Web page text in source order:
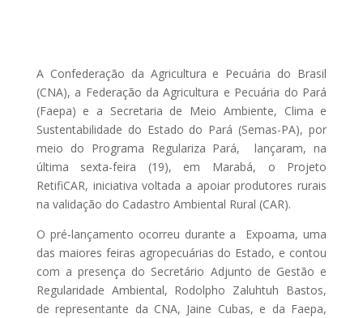
A Confederação da Agricultura e Pecuária do Brasil
(CNA), a Federação da Agricultura e Pecuária do Pará
(Faepa) e a Secretaria de Meio Ambiente, Clima e
Sustentabilidade do Estado do Pará (Semas-PA), por
meio do Programa Regulariza Pará, lançaram, na
última sexta-feira (19), em Marabá, o Projeto
RetifiCAR, iniciativa voltada a apoiar produtores rurais
na validação do Cadastro Ambiental Rural (CAR).
O pré-lançamento ocorreu durante a Expoama, uma
das maiores feiras agropecuárias do Estado, e contou
com a presença do Secretário Adjunto de Gestão e
Regularidade Ambiental, Rodolpho Zaluhtuh Bastos,
de representante da CNA, Jaine Cubas, e da Faepa,